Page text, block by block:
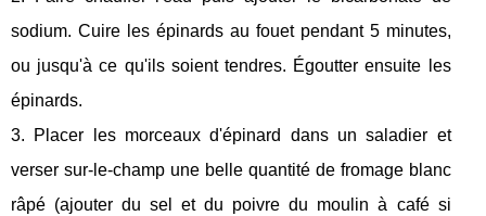
sodium. Cuire les épinards au fouet pendant 5 minutes,
ou jusqu'à ce qu'ils soient tendres. Égoutter ensuite les
épinards.
3. Placer les morceaux d'épinard dans un saladier et
verser sur-le-champ une belle quantité de fromage blanc
râpé (ajouter du sel et du poivre du moulin à café si